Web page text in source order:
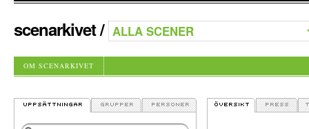
scenarkivet/
OM SCENARKIVET